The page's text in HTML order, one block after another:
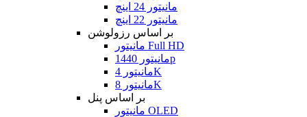
مانیتور 24 اینچ
مانیتور 22 اینچ
بر اساس رزولوشن
مانیتور Full HD
مانیتور 1440p
مانیتور 4K
مانیتور 8K
بر اساس پنل
مانیتور OLED